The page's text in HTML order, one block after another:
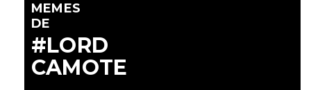
MEMES
DE
#LORD
CAMOTE